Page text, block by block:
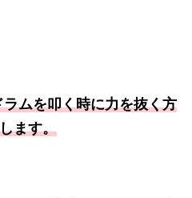
ラムを叩く時に力を抜く方
ます。